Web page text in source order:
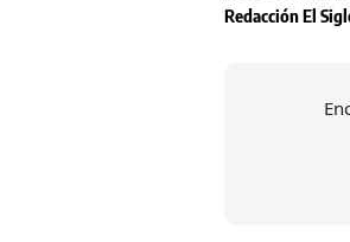
Redacción El